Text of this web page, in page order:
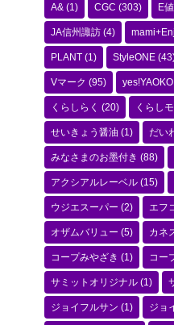
A& (1) CGC (303) E値
JA信州諏訪 (4)
PLANT (1) StyleONE
Vマーク (95) yes!YAOKO
くらしらく (20) くらし
せいきょう醤油 (1) だい
みなさまのお墨付き (88)
アクシアルレーベル (15)
ウジエスーパー (2) エフ
オザムバリュー (5) カネ
コープみやざき (1) コー
サミットオリジナル (1)
ジョイフルサン (1) ジョ